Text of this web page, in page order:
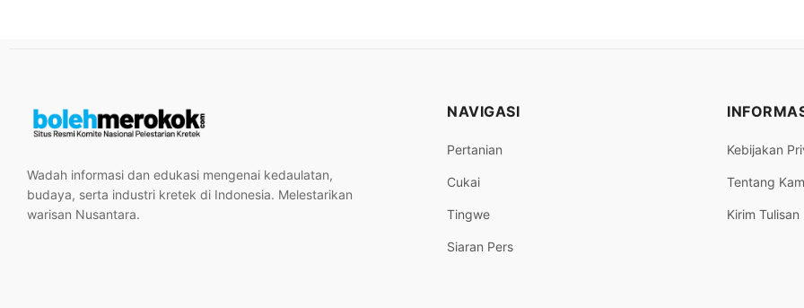
Wadah informasi dan edukasi mengenai kedaulatan,
budaya, serta industri kretek di Indonesia. Melestarikan
warisan Nusantara.
NAVIGASI
Pertanian
Cukai
Tingwe
Siaran Pers
Kebijakan
Tentang
Kirim Tulisan